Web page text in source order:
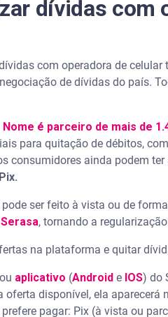
dívidas com
com operadora de
de dívidas do país.
é parceiro de mais de
para quitação de débitos, com
consumidores ainda podem ter
pode ser feito à vista ou de
, tornando a
na plataforma e quitar
ou aplicativo (Android e IOS) do
oferta disponível, ela aparecerá
pagar: Pix (à vista ou